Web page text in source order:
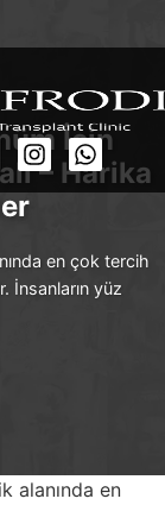
İçin
– Harika
en çok tercih
İnsanların yüz
alanında en